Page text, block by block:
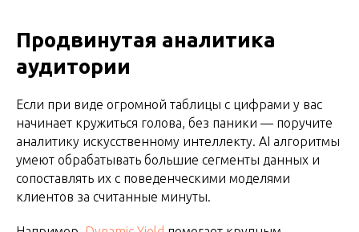
Продвинутая аналитика
аудитории
Если при виде огромной таблицы с цифрами у вас
начинает кружиться голова, без паники — поручите
аналитику искусственному интеллекту. AI алгоритмы
умеют обрабатывать большие сегменты данных и
сопоставлять их с поведенческими моделями
клиентов за считанные минуты.